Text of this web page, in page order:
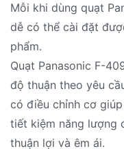
Mỗi khi dùng quạt
dễ có thể cài đặt
phẩm.
Quạt Panasonic F-
độ thuận theo yêu
có điều chỉnh cơ
tiết kiệm năng lượng
thuận lợi và êm ái.